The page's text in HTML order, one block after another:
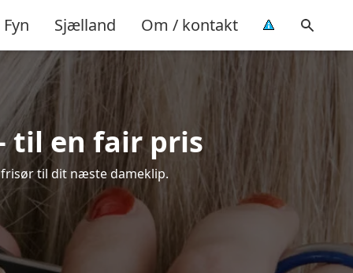
Fyn Sjælland Om / kontakt
til en fair pris
til dit næste dameklip.